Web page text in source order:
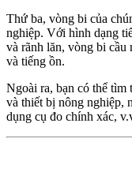
Thứ ba, vòng bi của
nghiệp. Với hình dạng
và rãnh lăn, vòng bi cầu
và tiếng ồn.
Ngoài ra, bạn có thể
và thiết bị nông nghiệp,
dụng cụ đo chính xác,